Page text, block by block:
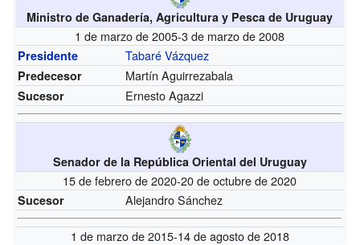
Ministro de Ganadería, Agricultura y Pesca de Uruguay
1 de marzo de 2005-3 de marzo de 2008
Presidente Tabaré Vázquez
Predecesor Martín Aguirrezabala
Sucesor Ernesto Agazzi
Senador de la República Oriental del Uruguay
15 de febrero de 2020-20 de octubre de 2020
Sucesor Alejandro Sánchez
1 de marzo de 2015-14 de agosto de 2018